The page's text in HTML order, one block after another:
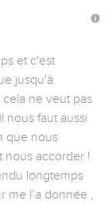
et c'est
jusqu'à
ne veut pas
nous faut aussi
que nous
nous accorder !
longtemps
l’a donnée ,